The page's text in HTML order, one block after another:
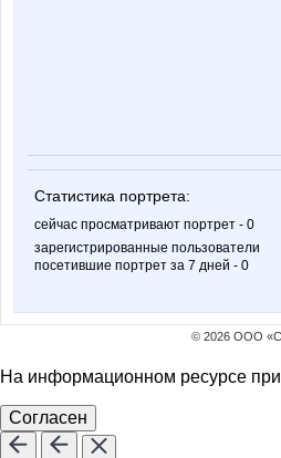
Статистика портрета:
сейчас просматривают портрет - 0
зарегистрированные пользователи
посетившие портрет за 7 дней - 0
© 2026 ООО
На информационном ресурсе
Согласен